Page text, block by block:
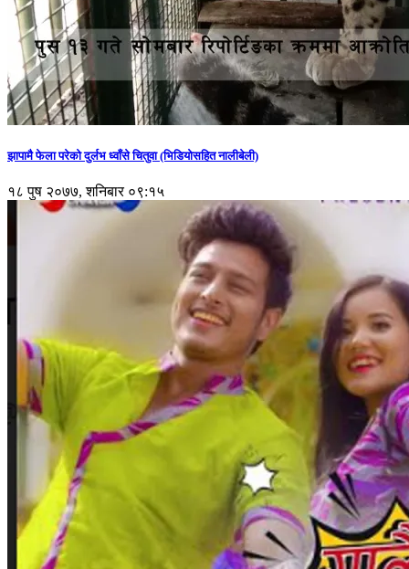
झापामै फेला परेको दुर्लभ ध्वाँसे चितुवा (भिडियोसहित नालीबेली)
१८ पुष २०७७, शनिबार ०९:१५